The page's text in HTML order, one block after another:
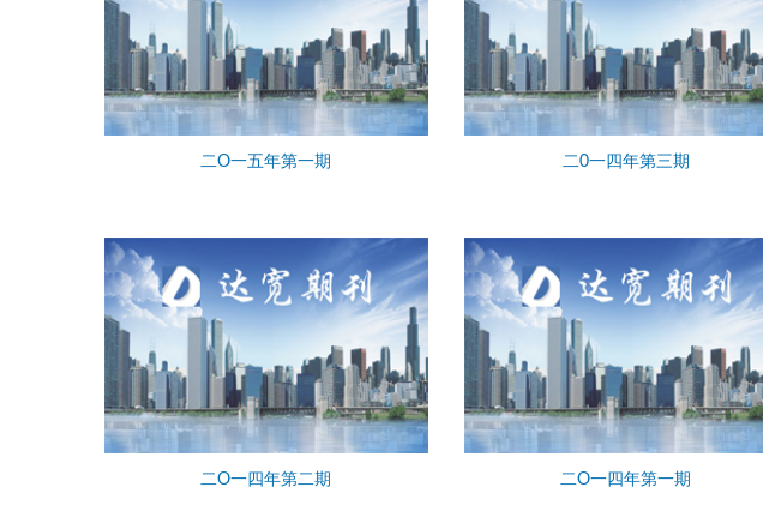
二O一五年第一期 二0一四年第三期
二O一四年第二期 二O一四年第一期